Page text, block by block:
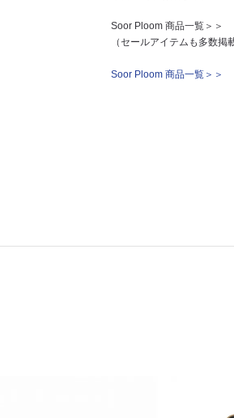
Soor Ploom 商品一覧＞＞
（セールアイテムも多数掲
Soor Ploom 商品一覧＞＞